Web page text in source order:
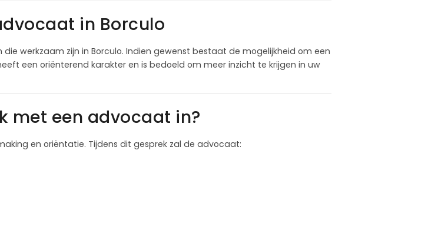
in Borculo
werkzaam zijn in Borculo. Indien gewenst bestaat de mogelijkheid om een
een oriënterend karakter en is bedoeld om meer inzicht te krijgen in uw
met een advocaat in?
en oriëntatie. Tijdens dit gesprek zal de advocaat: